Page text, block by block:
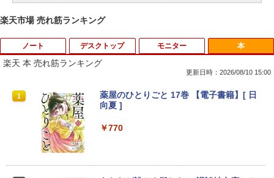
楽天市場 売れ筋ランキング
ノート
1
ASUS CX1500CKA-NJ0480 Chromebo
ok CX1 ( CX1500 ) 15.6インチ 日本語キ
B オーディオジャック microSD Google
デスクトップ
1
【マラソンP5倍/10%オフクーポン】【店
長オススメ】 中古デスクトップPC デル
7 メモリ16GB/32GB SSD256GB/512GB
￥40,300
モニター
1
【中古】Lenovo ThinkVision M14 61D
DUAR6JP モバイルモニター [14インチ/1
(2019)【秋葉5号】保証期間1週間
本
楽天 本 売れ筋ランキング
更新日時：2026/08/10 15:00
1
薬屋のひとりごと 17巻 【電子書籍】[ 日
向夏 ]
￥770